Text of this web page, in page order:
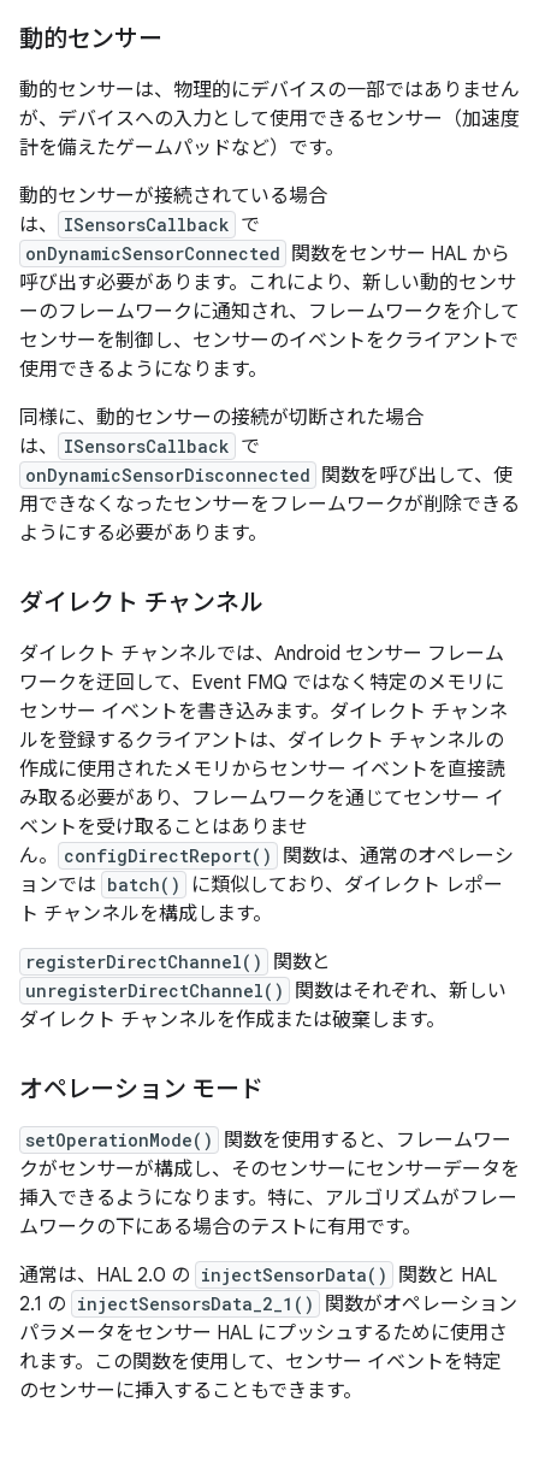
動的センサー
動的センサーは、物理的にデバイスの一部ではありません
が、デバイスへの入力として使用できるセンサー（加速度
計を備えたゲームパッドなど）です。
動的センサーが接続されている場合
は、
ISensorsCallback で
onDynamicSensorConnected
関数をセンサー HAL から
呼び出す必要があります。これにより、新しい動的センサ
ーのフレームワークに通知され、フレームワークを介して
センサーを制御し、センサーのイベントをクライアントで
使用できるようになります。
同様に、動的センサーの接続が切断された場合
は、
ISensorsCallback で
onDynamicSensorDisconnected
関数を呼び出して、使
用できなくなったセンサーをフレームワークが削除できる
ようにする必要があります。
ダイレクト チャンネル
ダイレクト チャンネルでは、Android センサー フレーム
ワークを迂回して、Event FMQ ではなく特定のメモリに
センサー イベントを書き込みます。ダイレクト チャンネ
ルを登録するクライアントは、ダイレクト チャンネルの
作成に使用されたメモリからセンサー イベントを直接読
み取る必要があり、フレームワークを通じてセンサー イ
ベントを受け取ることはありませ
ん。
configDirectReport()
関数は、通常のオペレーシ
ョンでは batch()
に類似しており、ダイレクト レポー
ト チャンネルを構成します。
registerDirectChannel() 関数と
unregisterDirectChannel()
関数はそれぞれ、新しい
ダイレクト チャンネルを作成または破棄します。
オペレーション モード
setOperationMode()
関数を使用すると、フレームワー
クがセンサーが構成し、そのセンサーにセンサーデータを
挿入できるようになります。特に、アルゴリズムがフレー
ムワークの下にある場合のテストに有用です。
通常は、HAL 2.0 の injectSensorData()
関数と HAL
2.1 の injectSensorsData_2_1()
関数がオペレーション
パラメータをセンサー HAL にプッシュするために使用さ
れます。この関数を使用して、センサー イベントを特定
のセンサーに挿入することもできます。